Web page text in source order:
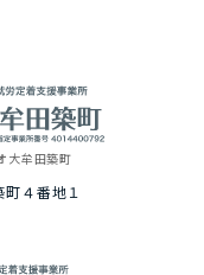
⼤牟⽥築町
４番地１